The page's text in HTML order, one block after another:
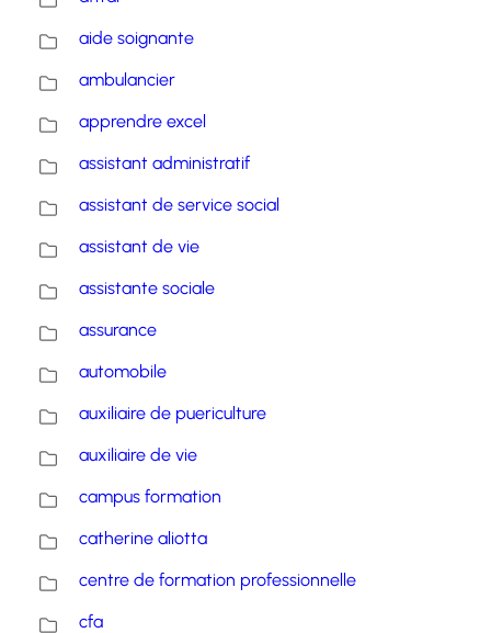
aide soignante
ambulancier
apprendre excel
assistant administratif
assistant de service social
assistant de vie
assistante sociale
assurance
automobile
auxiliaire de puericulture
auxiliaire de vie
campus formation
catherine aliotta
centre de formation professionnelle
cfa